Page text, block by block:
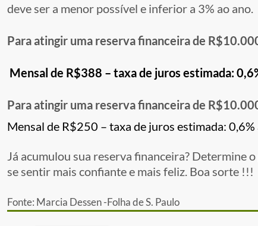
deve ser a menor possível e inferior a 3% ao ano.
Para atingir uma reserva financeira de
Mensal de R$388 – taxa de juros estimada:
Para atingir uma reserva financeira de
Mensal de R$250 – taxa de juros estimada: 0,6%
Já acumulou sua reserva financeira? Determine
se sentir mais confiante e mais feliz. Boa sorte !!!
Fonte: Marcia Dessen -Folha de S. Paulo